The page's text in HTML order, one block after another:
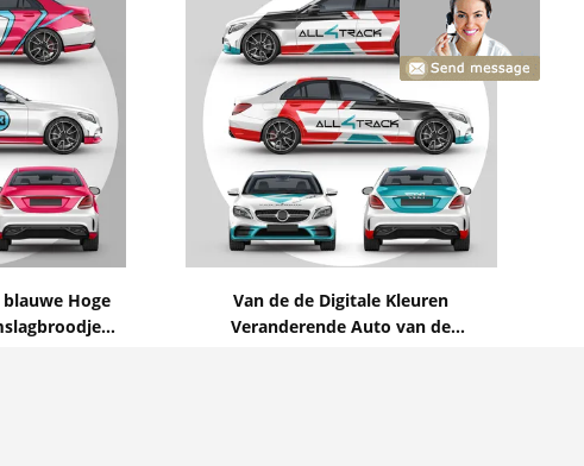
Hoge
Van de de Digitale Kleuren
Veranderende Auto van de